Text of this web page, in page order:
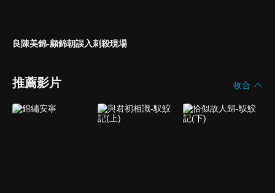
良陳美錦-顧錦朝誤入刺殺現場
推薦影片 收合